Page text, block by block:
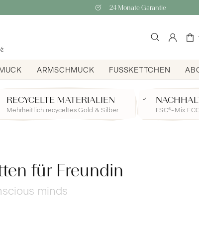
24 Monate Garantie
ARMSCHMUCK FUSSKETTCHEN
RECYCELTE MATERIALIEN
Mehrheitlich recyceltes Gold & Silber FSC®-Mix
für Freundin
minds